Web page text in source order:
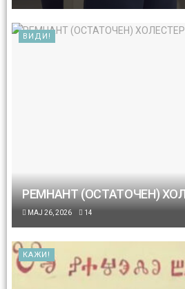
ВИДИ!
РЕМНАНТ (ОСТАТОЧЕН)
МАЈ 26, 2026 14
КАЖИ!